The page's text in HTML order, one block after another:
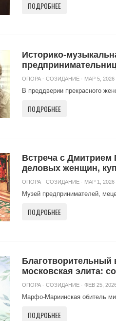
ПОДРОБНЕЕ
Историко-
ОПОРА - СОЗИДАНИЕ · МАР 5, 2026
В преддверии прекрасного
ПОДРОБНЕЕ
Встреча с Дмитрием
деловых женщин,
ОПОРА - СОЗИДАНИЕ · МАР 1, 2026
Музей предпринимателей,
ПОДРОБНЕЕ
Благотворительный
московская элита:
ОПОРА - СОЗИДАНИЕ · ФЕВ 25,
Марфо-Мариинская обитель
ПОДРОБНЕЕ